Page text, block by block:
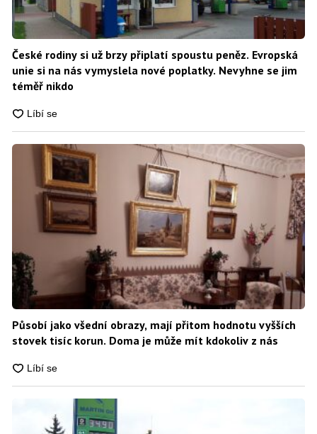
České rodiny si už brzy připlatí spoustu peněz. Evropská
unie si na nás vymyslela nové poplatky. Nevyhne se jim
téměř nikdo
Působí jako všední obrazy, mají přitom hodnotu vyšších
stovek tisíc korun. Doma je může mít kdokoliv z nás